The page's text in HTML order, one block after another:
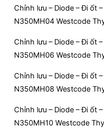
Chỉnh lưu – Diode – Đi ốt
N350MH04 Westcode
Chỉnh lưu – Diode – Đi ốt
N350MH06 Westcode
Chỉnh lưu – Diode – Đi ốt
N350MH08 Westcode
Chỉnh lưu – Diode – Đi ốt
N350MH10 Westcode